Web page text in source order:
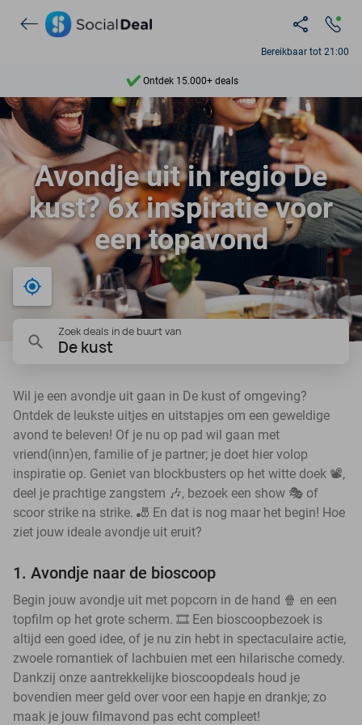
Bereikbaar tot 21:00
Ontdek 15.000+ deals
7 dagen per week beschikbaar
10+ miljoen leden
9,4
Ontdek 15.000+ deals
Avondje uit in regio De
kust? 6x inspiratie voor
een topavond
Bij mij in de buurt
Zoek deals in de buurt van
De kust
Wil je een avondje uit gaan in De kust of omgeving?
Ontdek de leukste uitjes en uitstapjes om een geweldige
avond te beleven! Of je nu op pad wil gaan met
vriend(inn)en, familie of je partner; je doet hier volop
inspiratie op. Geniet van blockbusters op het witte doek 📽️,
deel je prachtige zangstem 🎶, bezoek een show 🎭 of
scoor strike na strike. 🎳 En dat is nog maar het begin! Hoe
ziet jouw ideale avondje uit eruit?
1. Avondje naar de bioscoop
Begin jouw avondje uit met popcorn in de hand 🍿 en een
topfilm op het grote scherm. 🎞️ Een bioscoopbezoek is
altijd een goed idee, of je nu zin hebt in spectaculaire actie,
zwoele romantiek of lachbuien met een hilarische comedy.
Dankzij onze aantrekkelijke bioscoopdeals houd je
bovendien meer geld over voor een hapje en drankje; zo
maak je jouw filmavond pas echt compleet!